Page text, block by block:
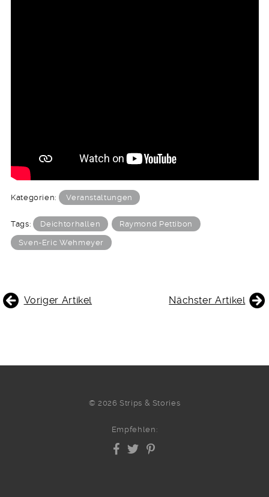
Kategorien: Veranstaltungen
Tags: Deichtorhallen Raymond Pettibon
Sven-Eric Wehmeyer
BEITRAGSNAVIGATION
Voriger Artikel Nächster Artikel
© 2026 Strips & Stories
Empfehlen: